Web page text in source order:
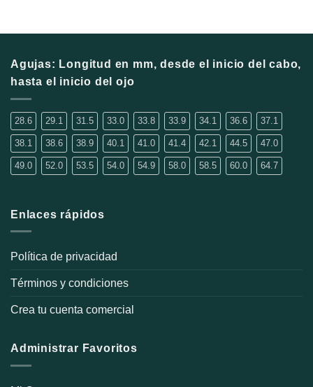
opciones
se
pueden
en
la
página
de
producto
Agujas: Longitud en mm, desde el inicio del cabo,
hasta el inicio del ojo
28.6 29.1 31.5 33.0 33.8 33.9 34.1 36.6 37.1
38.1 38.6 38.9 40.1 41.0 41.4 42.1 44.5 47.0
49.0 52.0 53.5 54.0 54.9 58.0 58.5 60.0 64.7
Enlaces rápidos
Política de privacidad
Términos y condiciones
Crea tu cuenta comercial
Administrar Favoritos